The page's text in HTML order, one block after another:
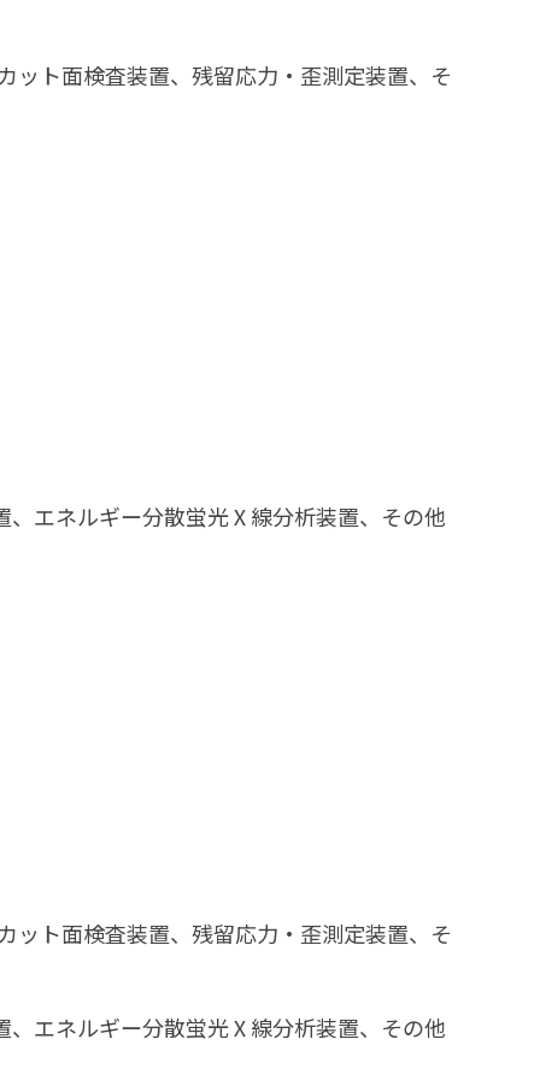
ト面検査装置、残留応力・歪測定装置、そ
、エネルギー分散蛍光Ⅹ線分析装置、その他
ト面検査装置、残留応力・歪測定装置、そ
、エネルギー分散蛍光Ⅹ線分析装置、その他